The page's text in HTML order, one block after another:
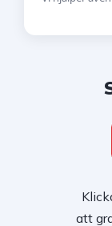
att